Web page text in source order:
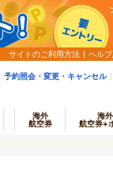
サイトのご利用方法 ヘル
予約照会・変更・キャンセル
海外
航空券
海外
航空券+